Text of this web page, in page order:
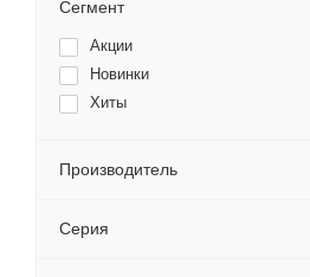
Сегмент
Акции
Новинки
Хиты
Производитель
Серия